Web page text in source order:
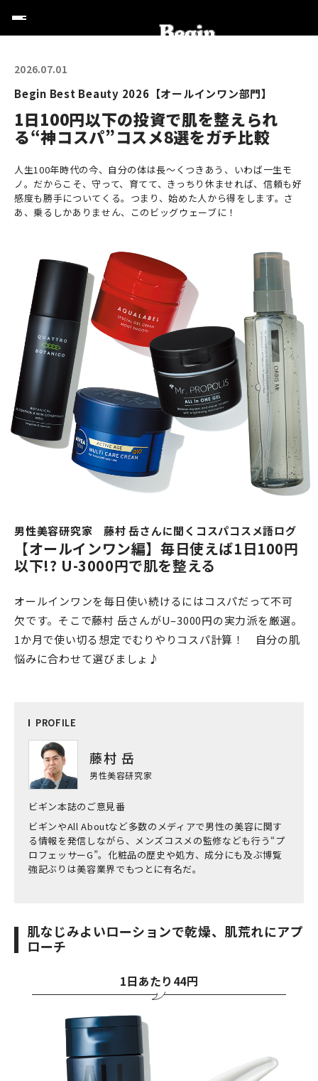
2026.07.01
Begin Best Beauty 2026【オールインワン部門】
1日100円以下の投資で肌を整えられ
る“神コスパ”コスメ8選をガチ比較
人生100年時代の今、自分の体は長〜くつきあう、いわば一生モ
ノ。だからこそ、守って、育てて、きっちり休ませれば、信頼も好
感度も勝手についてくる。つまり、始めた人から得をします。さ
あ、乗るしかありません、このビッグウェーブに！
男性美容研究家 藤村 岳さんに聞くコスパコスメ語ログ
【オールインワン編】毎日使えば1日100円
以下!? U-3000円で肌を整える
オールインワンを毎日使い続けるにはコスパだって不可
欠です。そこで藤村 岳さんがU–3000円の実力派を厳選。
1か月で使い切る想定でむりやりコスパ計算！ 自分の肌
悩みに合わせて選びましょ♪
PROFILE
藤村 岳
男性美容研究家
ビギン本誌のご意見番
ビギンやAll Aboutなど多数のメディアで男性の美容に関す
る情報を発信しながら、メンズコスメの監修なども行う“プ
ロフェッサーG”。化粧品の歴史や処方、成分にも及ぶ博覧
強記ぶりは美容業界でもつとに有名だ。
肌なじみよいローションで乾燥、肌荒れにアプ
ローチ
1日あたり44円